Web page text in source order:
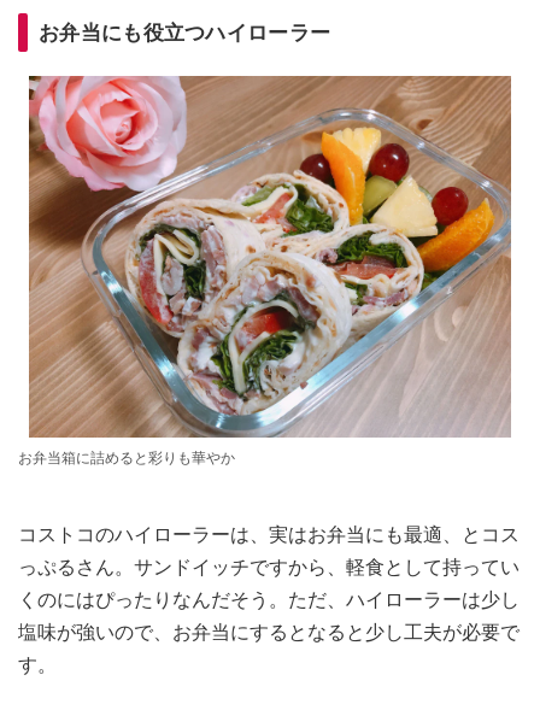
お弁当にも役立つハイローラー
お弁当箱に詰めると彩りも華やか
コストコのハイローラーは、実はお弁当にも最適、とコス
っぷるさん。サンドイッチですから、軽食として持ってい
くのにはぴったりなんだそう。ただ、ハイローラーは少し
塩味が強いので、お弁当にするとなると少し工夫が必要で
す。